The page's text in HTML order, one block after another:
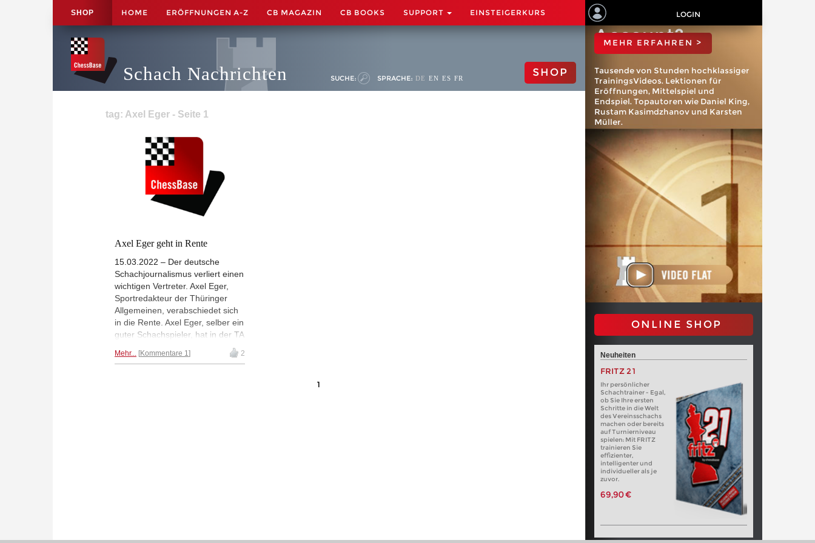
SHOP HOME ERÖFFNUNGEN A-Z CB MAGAZIN CB BOOKS SUPPORT EINSTEIGERKURS LOGIN
Schach Nachrichten SUCHE: SPRACHE: DE EN ES FR SHOP
tag: Axel Eger - Seite 1
Axel Eger geht in Rente
15.03.2022 – Der deutsche
Schachjournalismus verliert einen
wichtigen Vertreter. Axel Eger,
Sportredakteur der Thüringer
Allgemeinen, verabschiedet sich
in die Rente. Axel Eger, selber ein
guter Schachspieler, hat in der TA
Schachgeschehen veröffentlicht.
Mehr... Kommentare 1 2
1
ChessBase
Account?
MEHR ERFAHREN >
Tausende von Stunden hochklassiger
TrainingsVideos. Lektionen für
Eröffnungen, Mittelspiel und
Endspiel. Topautoren wie Daniel King,
Rustam Kasimdzhanov und Karsten
Müller.
ONLINE SHOP
Neuheiten
FRITZ 21
Ihr persönlicher
Schachtrainer - Egal,
ob Sie Ihre ersten
Schritte in die Welt
des Vereinsschachs
machen oder bereits
auf Turnierniveau
spielen: Mit FRITZ
trainieren Sie
effizienter,
intelligenter und
individueller als je
zuvor.
69,90 €